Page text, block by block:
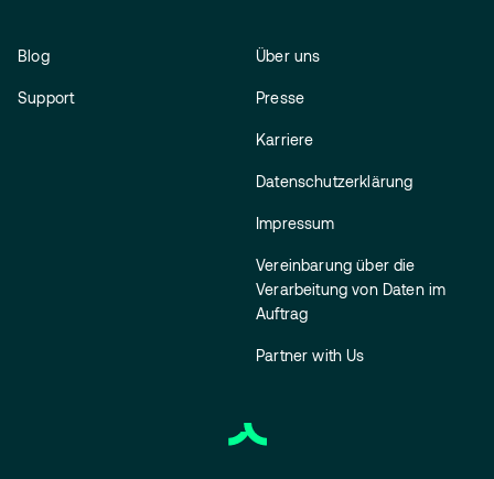
Blog
Support
Über uns
Presse
Karriere
Datenschutzerklärung
Impressum
Vereinbarung über die
Verarbeitung von Daten im
Auftrag
Partner with Us